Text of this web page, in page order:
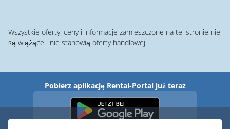
Wszystkie oferty, ceny i informacje zamieszczone na tej stronie nie
są wiążące i nie stanowią oferty handlowej.
Pobierz aplikację Rental-Portal już teraz